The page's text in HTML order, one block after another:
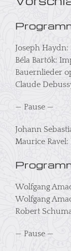
Joseph
Béla Bartók:
Bauernlieder
Claude
— Pause —
Johann
Maurice
Wolfgang
Wolfgang
Robert
— Pause —